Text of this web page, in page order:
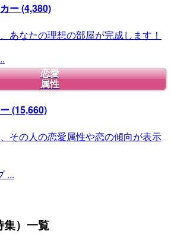
ー(4,380)
あなたの理想の部屋が完成します！
恋愛
属性
(15,660)
その人の恋愛属性や恋の傾向が表示
...
集）一覧